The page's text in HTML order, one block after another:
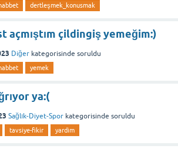
dertleşmek_konusmak
açmıştım çildingiş yemeğim:)
Diğer kategorisinde soruldu
yemek
ya:(
Sağlık-Diyet-Spor kategorisinde soruldu
tavsiye-fikir yardim